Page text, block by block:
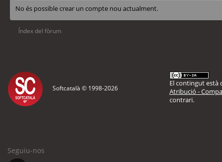
No és possible crear un compte nou actualment.
Índex del fòrum
Softcatalà © 1998-2026
El contingut està
Atribució -
contrari.
Seguiu-nos